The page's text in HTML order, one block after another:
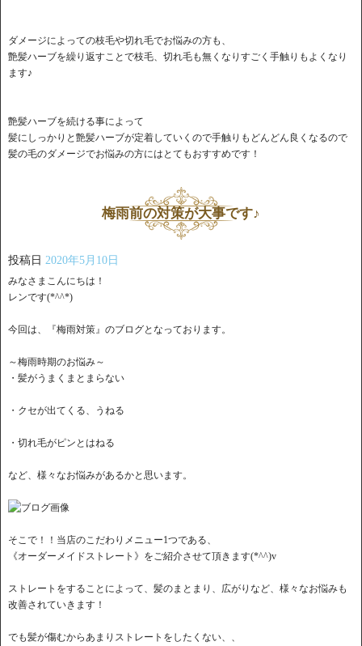
ダメージによっての枝毛や切れ毛でお悩みの方も、
艶髪ハーブを繰り返すことで枝毛、切れ毛も無くなりすごく手触りもよくなり
ます♪
艶髪ハーブを続ける事によって
髪にしっかりと艶髪ハーブが定着していくので手触りもどんどん良くなるので
髪の毛のダメージでお悩みの方にはとてもおすすめです！
梅雨前の対策が大事です♪
投稿日 2020年5月10日
みなさまこんにちは！
レンです(*^^*)
今回は、『梅雨対策』のブログとなっております。
～梅雨時期のお悩み～
・髪がうまくまとまらない
・クセが出てくる、うねる
・切れ毛がピンとはねる
など、様々なお悩みがあるかと思います。
そこで！！当店のこだわりメニュー1つである、
《オーダーメイドストレート》をご紹介させて頂きます(*^^)v
ストレートをすることによって、髪のまとまり、広がりなど、様々なお悩みも
改善されていきます！
でも髪が傷むからあまりストレートをしたくない、、